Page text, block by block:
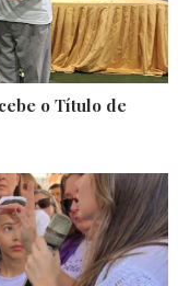
o Título de